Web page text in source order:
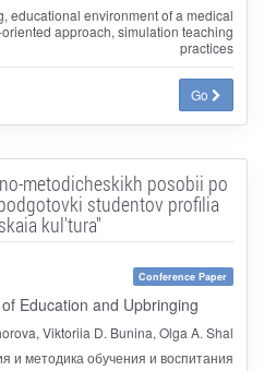
educational environment of a medical
approach, simulation teaching
practices
Go
metodicheskikh posobii po
studentov profilia
kul'tura"
Conference Paper
Education and Upbringing
Viktoriia D. Bunina, Olga A. Shal
и методика обучения и воспитания